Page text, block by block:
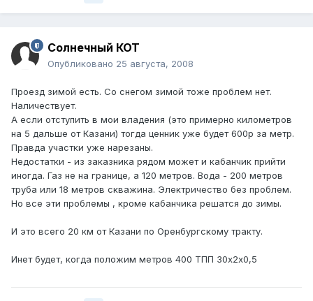
Солнечный КОТ
Опубликовано 25 августа, 2008
Проезд зимой есть. Со снегом зимой тоже проблем нет.
Наличествует.
А если отступить в мои владения (это примерно километров
на 5 дальше от Казани) тогда ценник уже будет 600р за метр.
Правда участки уже нарезаны.
Недостатки - из заказника рядом может и кабанчик прийти
иногда. Газ не на границе, а 120 метров. Вода - 200 метров
труба или 18 метров скважина. Электричество без проблем.
Но все эти проблемы , кроме кабанчика решатся до зимы.
И это всего 20 км от Казани по Оренбургскому тракту.
Инет будет, когда положим метров 400 ТПП 30х2х0,5